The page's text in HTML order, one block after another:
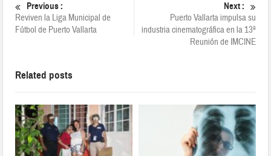
Previous :
Reviven la Liga Municipal de
Fútbol de Puerto Vallarta
Next :
Puerto Vallarta impulsa su
industria cinematográfica en la 13ª
Reunión de IMCINE
Related posts